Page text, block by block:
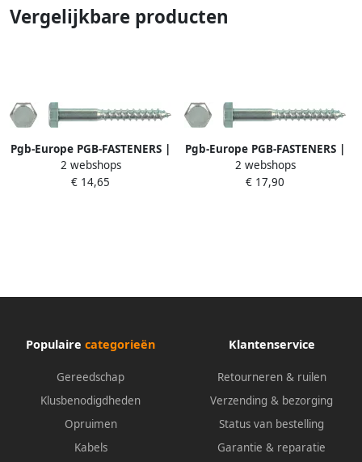
Vergelijkbare producten
Pgb-Europe PGB-FASTENERS |
Houtdraadbout DIN 571 Ø
10x160 Zn | 50 st
2 webshops
€ 14,65
Pgb-Europe PGB-FASTENERS |
Houtdraadbout DIN 571 Ø
10x100 Zn | 100 st
2 webshops
€ 17,90
Populaire categorieën
Gereedschap
Klusbenodigdheden
Opruimen
Kabels
Klantenservice
Retourneren & ruilen
Verzending & bezorging
Status van bestelling
Garantie & reparatie